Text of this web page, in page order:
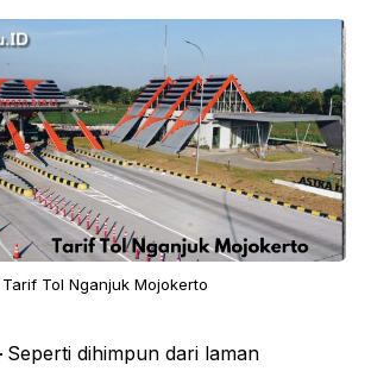
Tarif Tol Nganjuk Mojokerto
Seperti dihimpun dari laman